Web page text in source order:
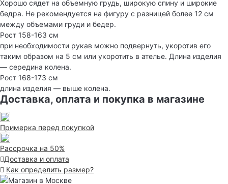
Хорошо сядет на объемную грудь, широкую спину и широкие
бедра. Не рекомендуется на фигуру с разницей более 12 см
между объемами груди и бедер.
Рост 158-163 см
при необходимости рукав можно подвернуть, укоротив его
таким образом на 5 см или укоротить в ателье. Длина изделия
— середина колена.
Рост 168-173 см
длина изделия — выше колена.
Доставка, оплата и покупка в магазине
Примерка перед покупкой
Рассрочка на 50%
Доставка и оплата
Как определить размер?